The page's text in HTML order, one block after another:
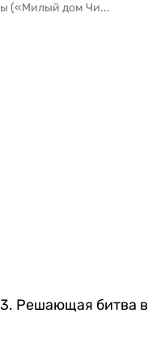
(«Милый дом Чи...
Решающая битва в